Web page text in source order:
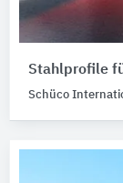
Stahlprofile
Schüco